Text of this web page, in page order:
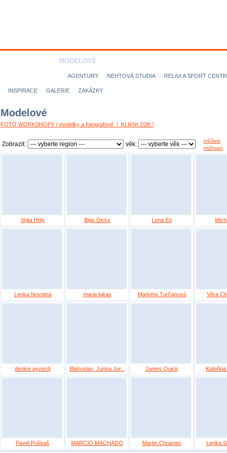
MODELOVÉ
AGENTURY NEHTOVÁ STUDIA RELAX A SPORT
INSPIRACE GALERIE ZAKÁZKY
Modelové
FOTO WORKSHOPY / modelky a fotografové ! KLIKNI ZDE !
Zobrazit: věk:
rošířené
možnosti
Vojta Holy Bigs Dicks Lena En
Lenka Novotná maria lukas Markéta Turčanová Věra
denise ayverdi Blahoslav_Jurina Jur... James Quick
Pavel Puškaš MARCIO MACHADO Martin Chramec Lenka